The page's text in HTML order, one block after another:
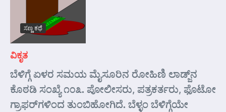
ಸಣ್ಣ ಕಥೆ
ವಿಕೃತ
ಬೆಳಿಗ್ಗೆ ಏಳರ ಸಮಯ ಮೈಸೂರಿನ ರೋಹಿಣಿ ಲಾಡ್ಜ್‌ನ
ಕೊಠಡಿ ಸಂಖ್ಯೆ ೧೦೩. ಪೋಲೀಸರು, ಪತ್ರಕರ್ತರು, ಫೊಟೋ
ಗ್ರಾಫರ್‌ಗಳಿಂದ ತುಂಬಿಹೋಗಿದೆ. ಬೆಳ್ಳಂ ಬೆಳಿಗ್ಗೆಯೇ